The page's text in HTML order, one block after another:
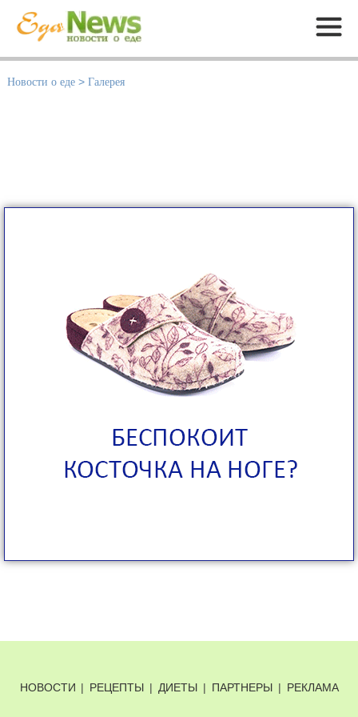
Меню
Новости о еде > Галерея
НОВОСТИ | РЕЦЕПТЫ | ДИЕТЫ | ПАРТНЕРЫ | РЕКЛАМА